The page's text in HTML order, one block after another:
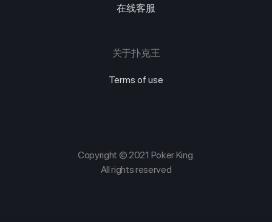
在线客服
关于扑克王
Terms of use
Copyright © 2021 Poker King.
All rights reserved